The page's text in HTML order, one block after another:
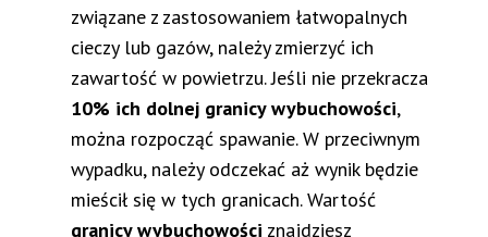
związane z zastosowaniem łatwopalnych
cieczy lub gazów, należy zmierzyć ich
zawartość w powietrzu. Jeśli nie przekracza
10% ich dolnej granicy wybuchowości,
można rozpocząć spawanie. W przeciwnym
wypadku, należy odczekać aż wynik będzie
mieścił się w tych granicach. Wartość
granicy wybuchowości znajdziesz